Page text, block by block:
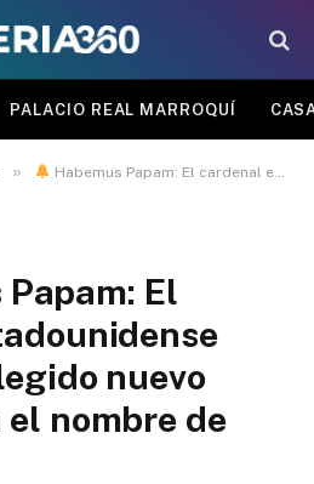
PALACIO REAL MARROQUÍ
» Habemus Papam: El cardenal estadounidense Prevost es elegido nuevo Papa y toma el nombre de León XIV
El
nuevo
el nombre de